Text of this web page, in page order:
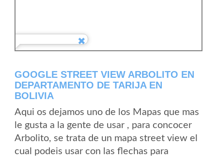
GOOGLE STREET VIEW ARBOLITO EN
DEPARTAMENTO DE TARIJA EN
BOLIVIA
Aqui os dejamos uno de los Mapas que mas
le gusta a la gente de usar , para concocer
Arbolito, se trata de un mapa street view el
cual podeis usar con las flechas para